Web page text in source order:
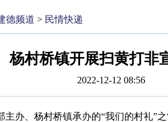
德频道 > 民情快递
杨村桥镇开展扫黄打非
2022-12-12 08:56
主办、杨村桥镇承办的“我们的村礼”